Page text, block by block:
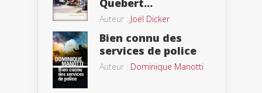
Quebert...
Auteur : Joël Dicker
Bien connu des
services de police
Auteur : Dominique Manotti